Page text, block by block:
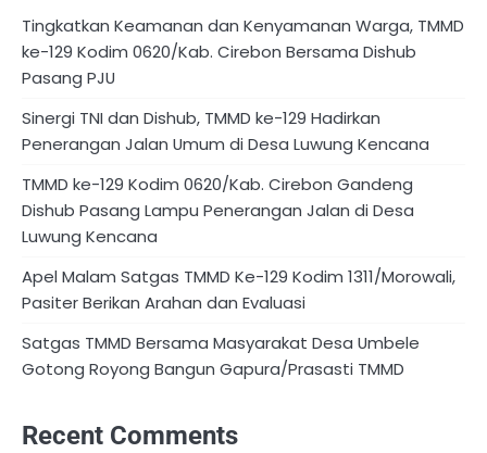
Tingkatkan Keamanan dan Kenyamanan Warga, TMMD
ke-129 Kodim 0620/Kab. Cirebon Bersama Dishub
Pasang PJU
Sinergi TNI dan Dishub, TMMD ke-129 Hadirkan
Penerangan Jalan Umum di Desa Luwung Kencana
TMMD ke-129 Kodim 0620/Kab. Cirebon Gandeng
Dishub Pasang Lampu Penerangan Jalan di Desa
Luwung Kencana
Apel Malam Satgas TMMD Ke-129 Kodim 1311/Morowali,
Pasiter Berikan Arahan dan Evaluasi
Satgas TMMD Bersama Masyarakat Desa Umbele
Gotong Royong Bangun Gapura/Prasasti TMMD
Recent Comments